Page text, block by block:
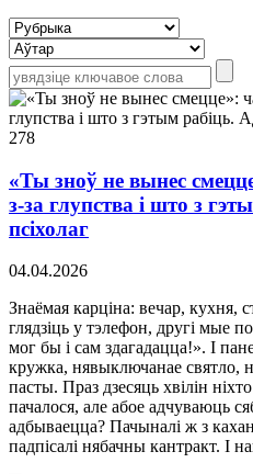
278
«Ты зноў не вынес
з-за глупства і што з
псіхолаг
04.04.2026
Знаёмая карціна: вечар, кухня,
глядзіць у тэлефон, другі мые
мог бы і сам здагадацца!». І
кружка, нявыключанае святло,
пасты. Праз дзесяць хвілін
пачалося, але абое адчуваюць
адбываецца? Пачыналі ж з
падпісалі нябачны кантракт. І